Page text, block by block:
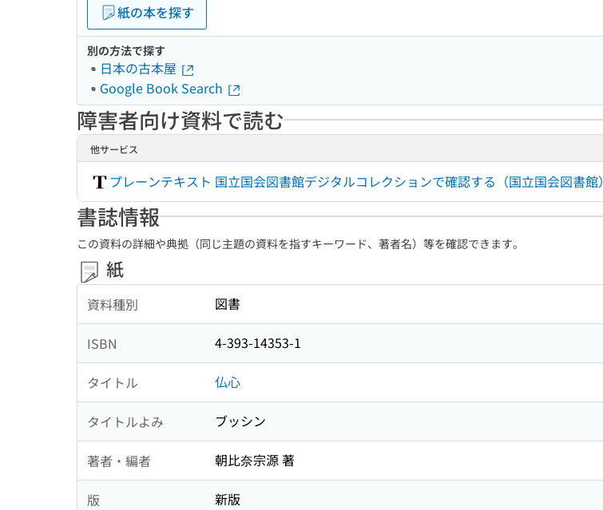
紙の本を探す
別の方法で探す
日本の古本屋
Google Book Search
障害者向け資料で読む
他サービス
プレーンテキスト 国立国会図書館デジタルコレクションで確認する（国立国会図書館）
書誌情報
この資料の詳細や典拠（同じ主題の資料を指すキーワード、著者名）等を確認できます。
紙
資料種別 図書
ISBN 4-393-14353-1
タイトル 仏心
タイトルよみ ブッシン
著者・編者 朝比奈宗源 著
版 新版